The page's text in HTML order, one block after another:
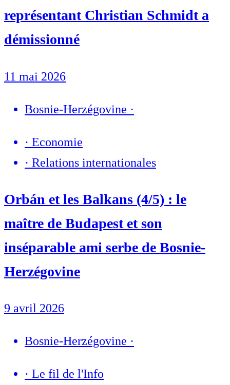
représentant Christian Schmidt a
démissionné
11 mai 2026
Bosnie-Herzégovine ·
· Economie
· Relations internationales
Orbán et les Balkans (4/5) : le
maître de Budapest et son
inséparable ami serbe de Bosnie-
Herzégovine
9 avril 2026
Bosnie-Herzégovine ·
· Le fil de l'Info